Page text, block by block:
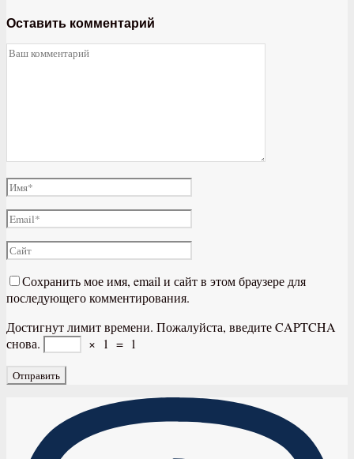
Оставить комментарий
Сохранить мое имя, email и сайт в этом браузере для
последующего комментирования.
Достигнут лимит времени. Пожалуйста, введите CAPTCHA
снова.
× 1 = 1